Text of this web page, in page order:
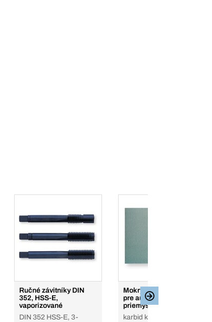
Ručné závitníky DIN
352, HSS-E,
vaporizované
DIN 352 HSS-E, 3-
Mokrý brúsny papier
pre automobilový
priemysel
karbid kremíka, 280 x